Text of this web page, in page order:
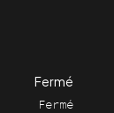
Fermé
Fermé